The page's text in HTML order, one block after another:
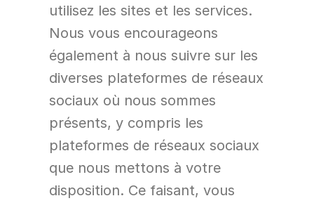
utilisez les sites et les services.
Nous vous encourageons
également à nous suivre sur les
diverses plateformes de réseaux
sociaux où nous sommes
présents, y compris les
plateformes de réseaux sociaux
que nous mettons à votre
disposition. Ce faisant, vous